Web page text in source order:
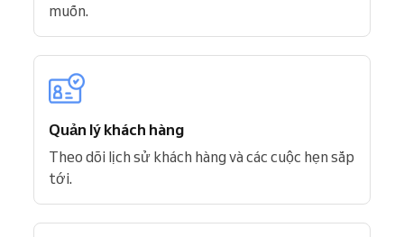
muốn.
Quản lý khách hàng
Theo dõi lịch sử khách hàng và các cuộc hẹn sắp
tới.